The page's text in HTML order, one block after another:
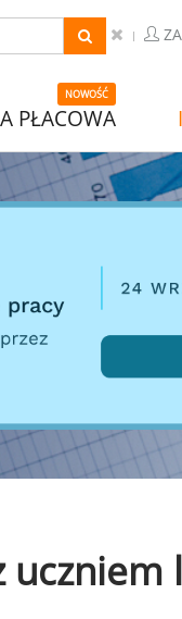
NOWOŚĆ
PŁACOWA